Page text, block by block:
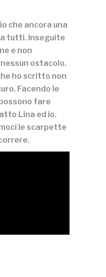
che ancora una
tutti. Inseguite
e non
ostacolo.
ho scritto non
Facendo le
fare
Lina ed io.
le scarpette